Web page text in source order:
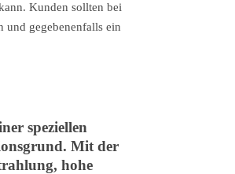
Kunden sollten bei
und gegebenenfalls ein
speziellen
Mit der
hohe